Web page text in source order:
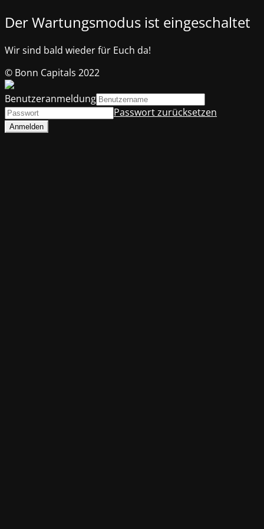
Der Wartungsmodus ist eingeschaltet
Wir sind bald wieder für Euch da!
© Bonn Capitals 2022
Benutzeranmeldung
Passwort zurücksetzen